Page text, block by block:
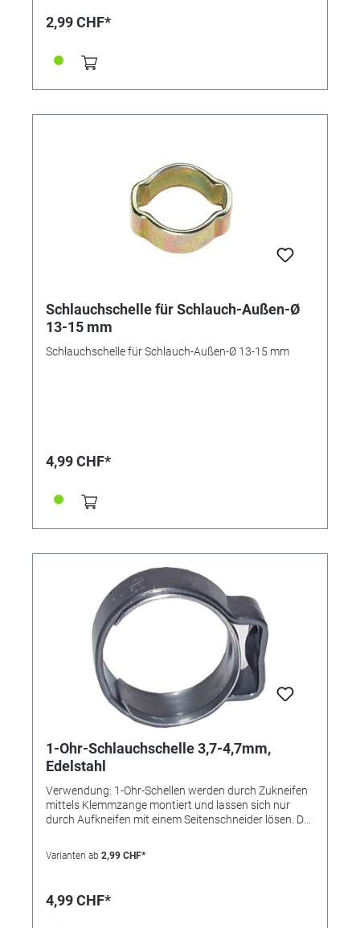
wiederverwendbar. Vorteile: • kleine Bauweise, •
"federt" selbst nach, • keine überstehenden
lösbar
2,99 CHF*
Schlauchschelle für Schlauch-Außen-Ø
13-15 mm
Schlauchschelle für Schlauch-Außen-Ø 13-15 mm
4,99 CHF*
1-Ohr-Schlauchschelle 3,7-4,7mm,
Edelstahl
Verwendung: 1-Ohr-Schellen werden durch Zukneifen
mittels Klemmzange montiert und lassen sich nur
durch Aufkneifen mit einem Seitenschneider lösen. Der
Abbindung und findet bevorzugt bei der Montage von
weichen und empfindlichen oder sehr steifen
wiederverwendbar. Vorteile: • kleine Bauweise, •
"federt" selbst nach, • keine überstehenden
Varianten ab 2,99 CHF*
4,99 CHF*